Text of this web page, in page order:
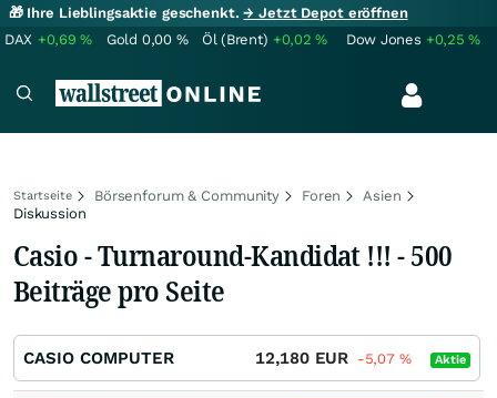
🎁 Ihre Lieblingsaktie geschenkt.→ Jetzt Depot eröffnen
DAX +0,69% Gold 0,00 % Öl (Brent) +0,02% Dow Jones +0,25%
Startseite Börsenforum & Community Foren
Asien
Diskussion
Casio - Turnaround-Kandidat !!! - 500
Beiträge pro Seite
CASIO COMPUTER 12,180 EUR -5,07 % Aktie